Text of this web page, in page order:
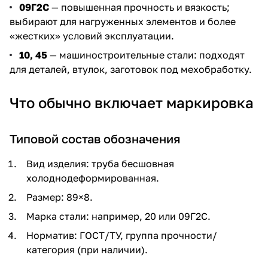
09Г2С — повышенная прочность и вязкость;
выбирают для нагруженных элементов и более
«жестких» условий эксплуатации.
10, 45 — машиностроительные стали: подходят
для деталей, втулок, заготовок под мехобработку.
Что обычно включает маркировка
Типовой состав обозначения
Вид изделия: труба бесшовная
холоднодеформированная.
Размер: 89×8.
Марка стали: например, 20 или 09Г2С.
Норматив: ГОСТ/ТУ, группа прочности/
категория (при наличии).